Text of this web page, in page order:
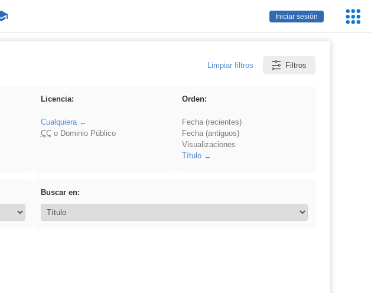
Iniciar sesión
Limpiar filtros Filtros
Licencia:
Cualquiera
CCo Dominio Público
Orden:
Fecha (recientes)
Fecha (antiguos)
Visualizaciones
Título
Buscar en: